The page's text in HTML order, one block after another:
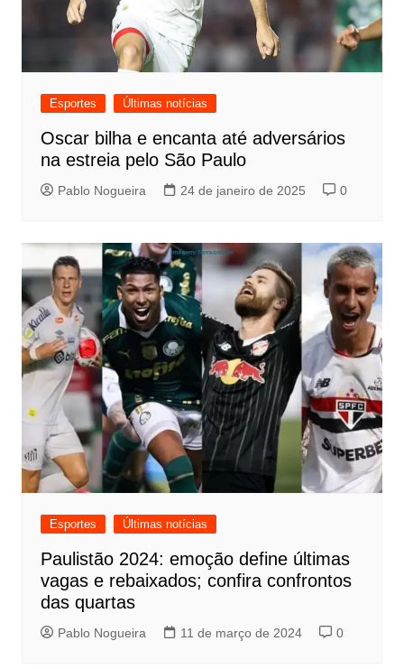
Esportes Últimas notícias
Oscar bilha e encanta até adversários
na estreia pelo São Paulo
Pablo Nogueira 24 de janeiro de 2025 0
Esportes Últimas notícias
Paulistão 2024: emoção define últimas
vagas e rebaixados; confira confrontos
das quartas
Pablo Nogueira 11 de março de 2024 0